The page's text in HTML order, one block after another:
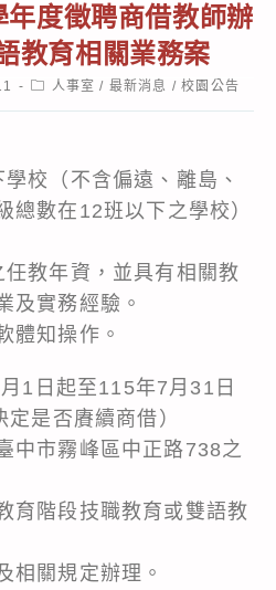
年度徵聘商借教師辦
教育相關業務案
Post人事室 / 最新消息 / 校園公告
校（不含偏遠、離島、
總數在12班以下之學校）
教年資，並具有相關教
及實務經驗。
體知操作。
1日起至115年7月31日
是否賡續商借）
中市霧峰區中正路738之
育階段技職教育或雙語教
相關規定辦理。